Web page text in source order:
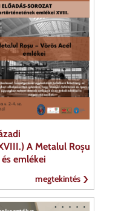
A Metalul Roșu
emlékei
megtekintés